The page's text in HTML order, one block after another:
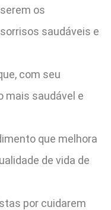
os
saudáveis e
com seu
mais saudável e
que melhora
de vida de
por cuidarem